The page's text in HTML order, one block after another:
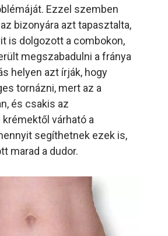
Ezzel szemben
bizonyára azt tapasztalta,
is dolgozott a combokon,
megszabadulni a fránya
helyen azt írják, hogy
tornázni, mert az a
és csakis az
várható a
segíthetnek ezek is,
marad a dudor.